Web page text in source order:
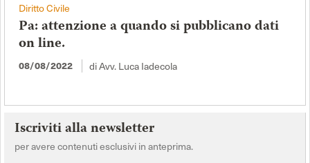
Diritto Civile
Pa: attenzione a quando si pubblicano dati
on line.
08/08/2022 di Avv. Luca Iadecola
Iscriviti alla newsletter
per avere contenuti esclusivi in anteprima.